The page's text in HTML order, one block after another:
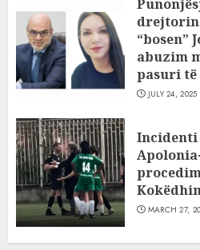
drejtorin
“bosen”
abuzim
pasuri
JULY 24, 2025
Incidenti
MARCH 27,